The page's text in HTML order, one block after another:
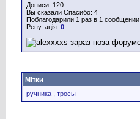
Дописи: 120
Вы сказали Спасибо: 4
Поблагодарили 1 раз в 1 сообщении
Репутація: 0
Мітки
ручника
тросы